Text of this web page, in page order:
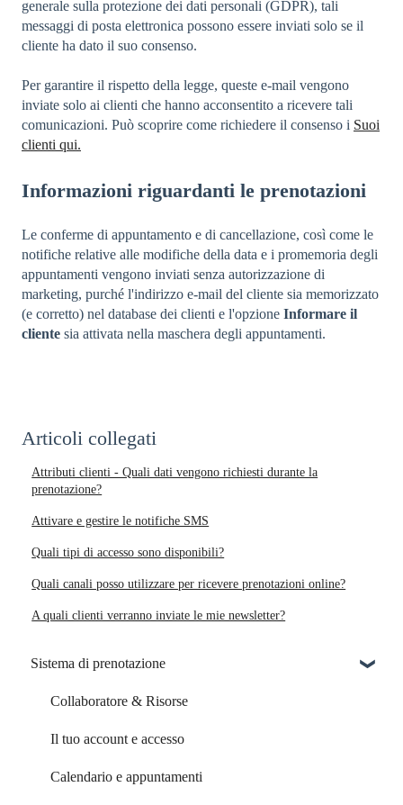
generale sulla protezione dei dati personali (GDPR), tali
messaggi di posta elettronica possono essere inviati solo se il
cliente ha dato il suo consenso.
Per garantire il rispetto della legge, queste e-mail vengono
inviate solo ai clienti che hanno acconsentito a ricevere tali
comunicazioni. Può scoprire come richiedere il consenso i Suoi
clienti qui.
Informazioni riguardanti le prenotazioni
Le conferme di appuntamento e di cancellazione, così come le
notifiche relative alle modifiche della data e i promemoria degli
appuntamenti vengono inviati senza autorizzazione di
marketing, purché l'indirizzo e-mail del cliente sia memorizzato
(e corretto) nel database dei clienti e l'opzione Informare il
cliente sia attivata nella maschera degli appuntamenti.
Articoli collegati
Attributi clienti - Quali dati vengono richiesti durante la
prenotazione?
Attivare e gestire le notifiche SMS
Quali tipi di accesso sono disponibili?
Quali canali posso utilizzare per ricevere prenotazioni online?
A quali clienti verranno inviate le mie newsletter?
Sistema di prenotazione
Collaboratore & Risorse
Il tuo account e accesso
Calendario e appuntamenti